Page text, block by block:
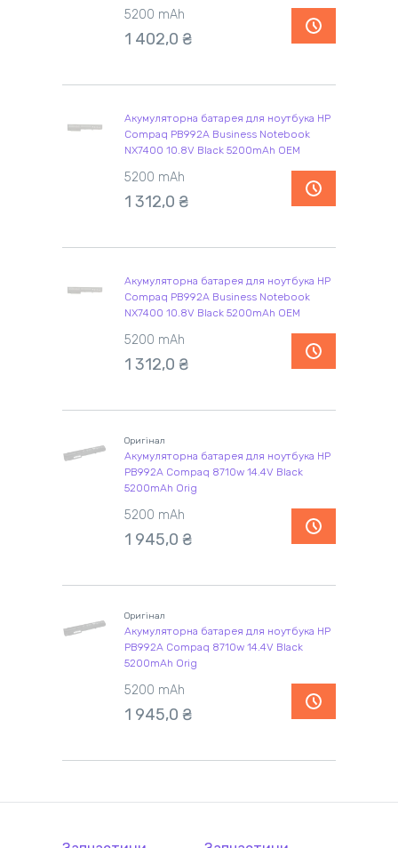
5200 mAh
1 402,0 ₴
Акумуляторна батарея для ноутбука HP
Compaq PB992A Business Notebook
NX7400 10.8V Black 5200mAh OEM
5200 mAh
1 312,0 ₴
Акумуляторна батарея для ноутбука HP
Compaq PB992A Business Notebook
NX7400 10.8V Black 5200mAh OEM
5200 mAh
1 312,0 ₴
Оригінал
Акумуляторна батарея для ноутбука HP
PB992A Compaq 8710w 14.4V Black
5200mAh Orig
5200 mAh
1 945,0 ₴
Оригінал
Акумуляторна батарея для ноутбука HP
PB992A Compaq 8710w 14.4V Black
5200mAh Orig
5200 mAh
1 945,0 ₴